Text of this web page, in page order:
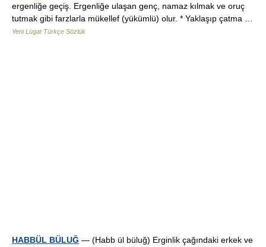
ergenliğe geçiş. Ergenliğe ulaşan genç, namaz kılmak ve oruç
tutmak gibi farzlarla mükellef (yükümlü) olur. * Yaklaşıp çatma …
Yeni Lügat Türkçe Sözlük
HABBÜL BÜLUĞ — (Habb ül büluğ) Erginlik çağındaki erkek ve